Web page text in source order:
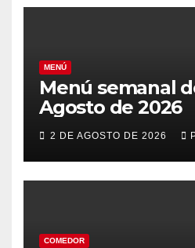
MENÚ
Menú semanal
Agosto de 2026
2 DE AGOSTO DE 2026
COMEDOR